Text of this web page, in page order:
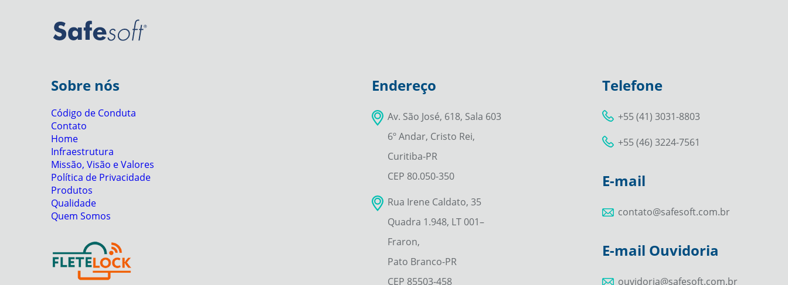
Sobre nós
Código de Conduta
Contato
Home
Infraestrutura
Missão, Visão e Valores
Política de Privacidade
Produtos
Qualidade
Quem Somos
Endereço
Av. São José, 618, Sala 603
6º Andar, Cristo Rei,
Curitiba-PR
CEP 80.050-350
Rua Irene Caldato, 35
Quadra 1.948, LT 001–
Fraron,
Pato Branco-PR
CEP 85503-458
Telefone
+55 (41) 3031-8803
+55 (46) 3224-7561
E-mail
contato@safesoft.com.br
E-mail Ouvidoria
ouvidoria@safesoft.com.br